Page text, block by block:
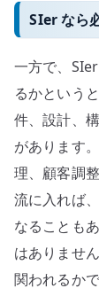
SIer なら
一方で、
るかという
件、設計、
があります
理、顧客調
流に入れば
なることも
はありませ
関われるかで